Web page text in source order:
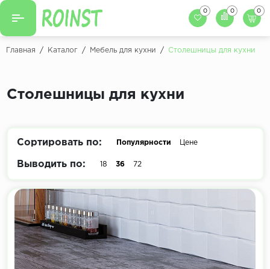
Назад Назад
Мойки для кухни
Декоры обоев под мебель
0 0 0
Главная / Каталог / Мебель для кухни / Столешницы для кухни
Столешницы для кухни
Сортировать по: Популярности Цене
Выводить по: 18 36 72